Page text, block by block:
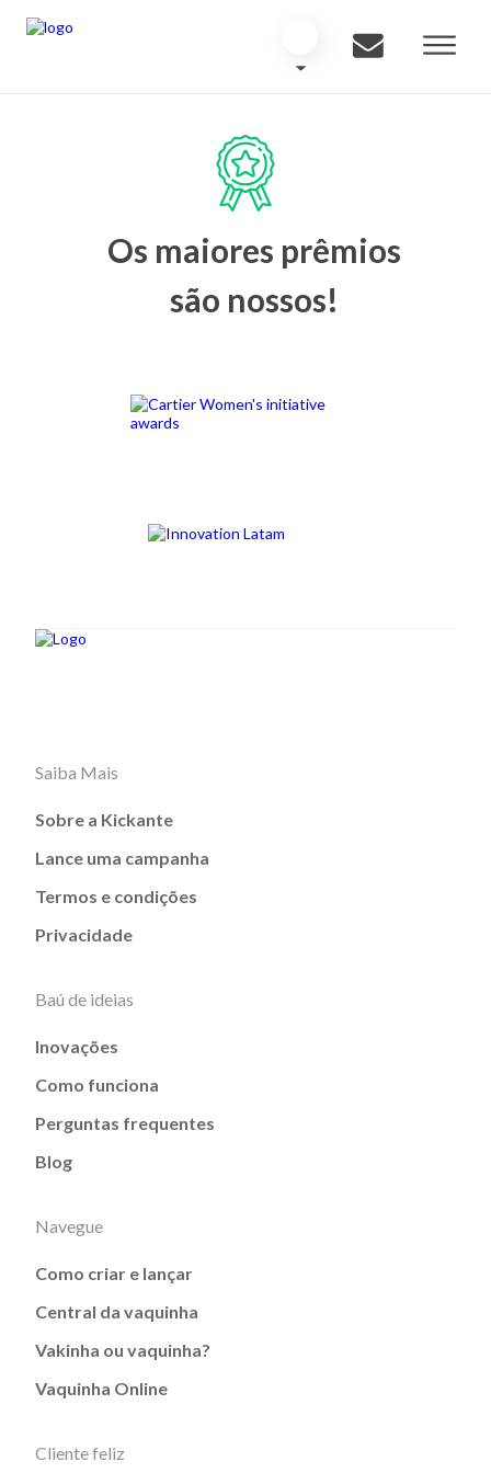
Os maiores prêmios
são nossos!
Saiba Mais
Sobre a Kickante
Lance uma campanha
Termos e condições
Privacidade
Baú de ideias
Inovações
Como funciona
Perguntas frequentes
Blog
Navegue
Como criar e lançar
Central da vaquinha
Vakinha ou vaquinha?
Vaquinha Online
Cliente feliz